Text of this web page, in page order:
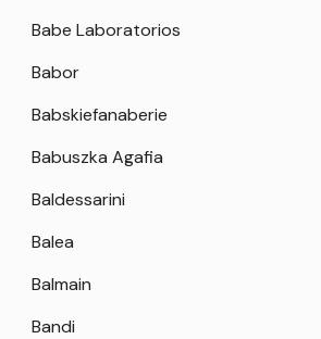
Babe Laboratorios
Babor
Babskiefanaberie
Babuszka Agafia
Baldessarini
Balea
Balmain
Bandi